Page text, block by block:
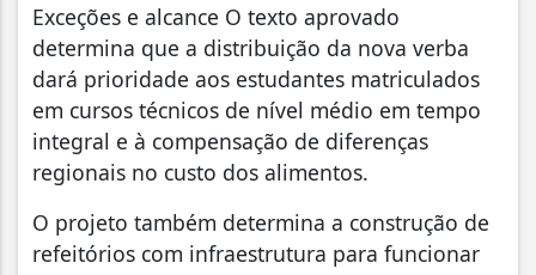
Exceções e alcance O texto aprovado
determina que a distribuição da nova verba
dará prioridade aos estudantes matriculados
em cursos técnicos de nível médio em tempo
integral e à compensação de diferenças
regionais no custo dos alimentos.
O projeto também determina a construção de
refeitórios com infraestrutura para funcionar